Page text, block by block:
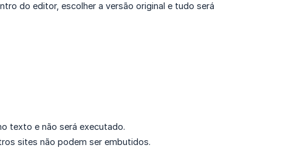
do editor, escolher a versão original e tudo será
texto e não será executado.
sites não podem ser embutidos.